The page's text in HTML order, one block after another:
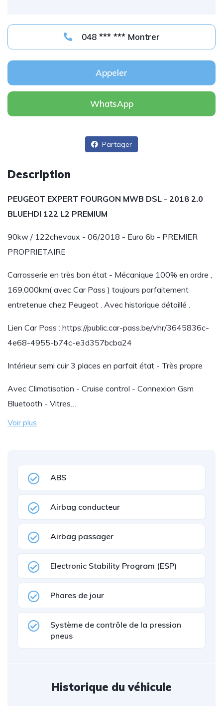
048 *** *** Montrer
Appeler
WhatsApp
Partager
Description
PEUGEOT EXPERT FOURGON MWB DSL - 2018 2.0
BLUEHDI 122 L2 PREMIUM
90kw / 122chevaux - 06/2018 - Euro 6b - PREMIER
PROPRIETAIRE
Carrosserie en très bon état - Mécanique 100% en ordre ,
169.000km( avec Car Pass ) toujours parfaitement
entretenue chez Peugeot . Avec historique détaillé .
Lien Car Pass : https://public.car-pass.be/vhr/3645836c-
4e68-4955-b74c-e3d357bcba24
Intérieur semi cuir 3 places en parfait état - Très propre
Avec Climatisation - Cruise control - Connexion Gsm
Bluetooth - Vitres…
Voir plus
ABS
Airbag conducteur
Airbag passager
Electronic Stability Program (ESP)
Phares de jour
Système de contrôle de la pression
pneus
Historique du véhicule